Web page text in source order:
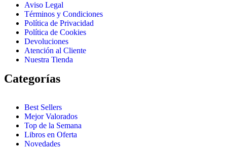
Aviso Legal
Términos y Condiciones
Política de Privacidad
Política de Cookies
Devoluciones
Atención al Cliente
Nuestra Tienda
Categorías
Best Sellers
Mejor Valorados
Top de la Semana
Libros en Oferta
Novedades